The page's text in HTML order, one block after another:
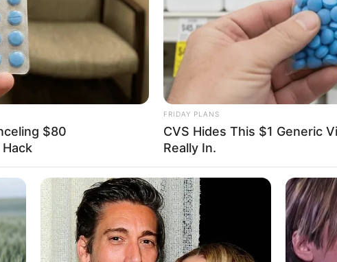
Tourist Information
eintragen
Bad Langensalza im Internet:
Reiseführer Bad Langensalza
auf Seiten vonHotelanbietern online buchen.
DB Tickets
$80
FRIDAY PLANS
CVS Hides This $1 Generic
Really In.